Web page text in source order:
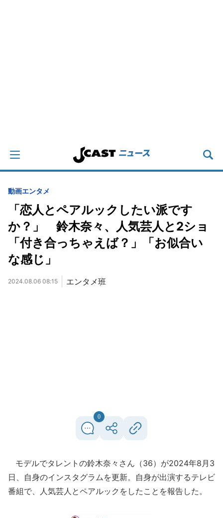
動画エンタメ
「恋人とペアルックしたい派です
か？」 鈴木奈々、人気芸人と2ショ
「付き合っちゃえば？」「お似合い
な感じ」
2024.08.06 08:15 エンタメ班
0
モデルでタレントの鈴木奈々さん（36）が2024年8月3
日、自身のインスタグラムを更新。自身が出演するテレビ
番組で、人気芸人とペアルックをしたことを報告した。